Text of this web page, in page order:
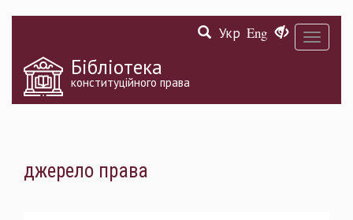
Toggle
Укр Eng
Бібліотека
конституційного права
джерело права